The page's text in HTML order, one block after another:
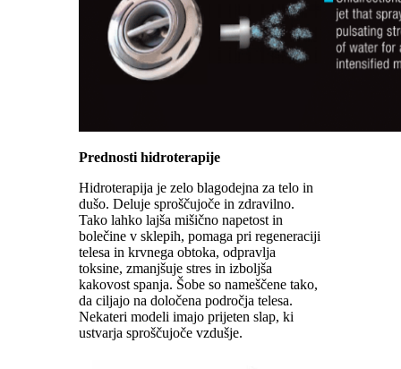
Prednosti hidroterapije
Hidroterapija je zelo blagodejna za telo in
dušo. Deluje sproščujoče in zdravilno.
Tako lahko lajša mišično napetost in
bolečine v sklepih, pomaga pri regeneraciji
telesa in krvnega obtoka, odpravlja
toksine, zmanjšuje stres in izboljša
kakovost spanja. Šobe so nameščene tako,
da ciljajo na določena področja telesa.
Nekateri modeli imajo prijeten slap, ki
ustvarja sproščujoče vzdušje.